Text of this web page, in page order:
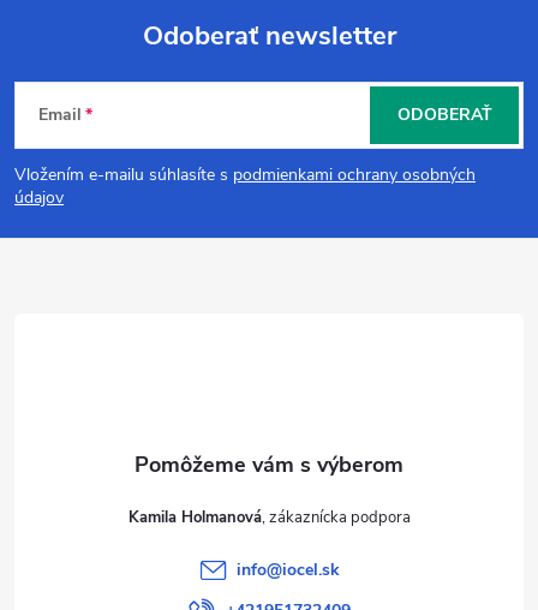
Z
á
p
Odoberať newsletter
Email
Vložením e-mailu súhlasíte s podmienkami ochrany osobných
údajov
ODOBERAŤ
Kamila Holmanová
info@iocel.sk